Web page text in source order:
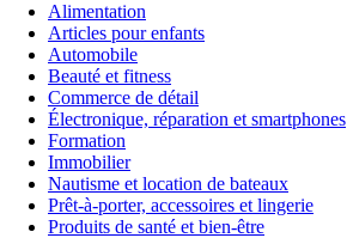
Alimentation
Articles pour enfants
Automobile
Beauté et fitness
Commerce de détail
Électronique, réparation et smartphones
Formation
Immobilier
Nautisme et location de bateaux
Prêt-à-porter, accessoires et lingerie
Produits de santé et bien-être